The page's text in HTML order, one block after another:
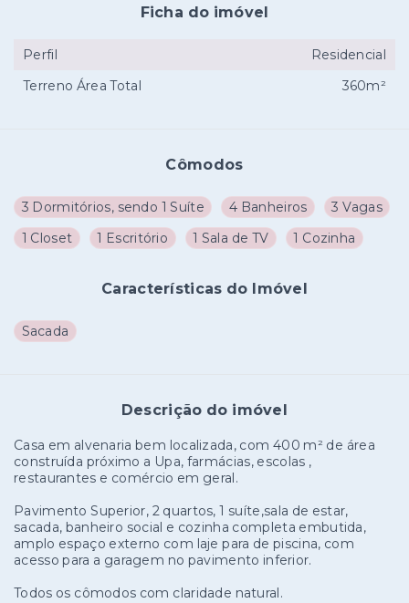
Cômodos
3 Dormitórios, sendo 1 Suíte 4 Banheiros
3 Vagas
1 Closet
1 Escritório 1 Sala de TV 1 Cozinha
Características do Imóvel
Sacada
Descrição do imóvel
Casa em alvenaria bem localizada, com 400 m² de área
construída próximo a Upa, farmácias, escolas ,
restaurantes e comércio em geral.
Pavimento Superior, 2 quartos, 1 suíte,sala de estar,
sacada, banheiro social e cozinha completa embutida,
amplo espaço externo com laje para de piscina, com
acesso para a garagem no pavimento inferior.
Todos os cômodos com claridade natural.
Ficha do imóvel
Perfil
Residencial
Terreno Área Total
360m²